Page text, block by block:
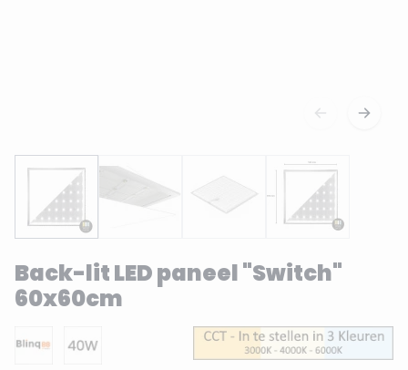
Back-lit LED paneel "Switch"
60x60cm